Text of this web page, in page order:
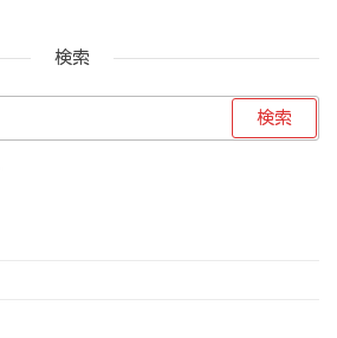
検索